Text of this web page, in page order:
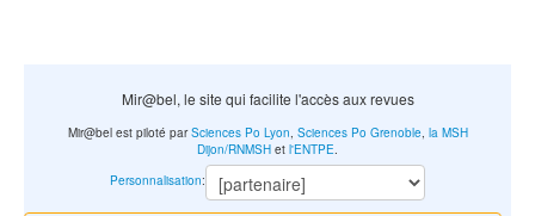
Mir@bel, le site qui facilite l'accès aux revues
Mir@bel est piloté parSciences Po Lyon Sciences Po Grenoble, la MSH
Dijon/RNMSH et l'ENTPE
Personnalisation: